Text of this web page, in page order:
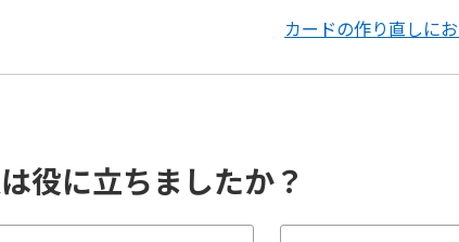
カードの作り直しに
役に立ちましたか？